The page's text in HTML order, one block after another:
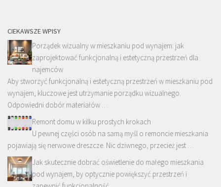
CIEKAWSZE WPISY
Porządek wizualny w mieszkaniu pod wynajem: jak
zaprojektować funkcjonalną i estetyczną przestrzeń dla
najemców
Aby stworzyć funkcjonalną i estetyczną przestrzeń w mieszkaniu pod
wynajem, kluczowe jest utrzymanie porządku wizualnego.
Odpowiedni dobór materiałów …
Remont domu w kilku prostych krokach
U pewnej części osób na samą myśl o remoncie mieszkania
pojawiają się nerwowe dreszcze. Nic dziwnego, przecież jest …
Jak skutecznie dobrać oświetlenie do małego mieszkania
pod wynajem, by optycznie powiększyć przestrzeń i